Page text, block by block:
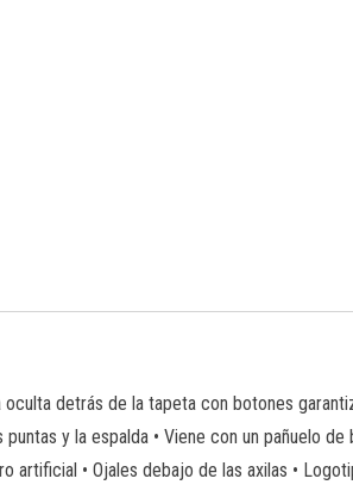
detrás de la tapeta con botones
y la espalda • Viene con un pañuelo
• Ojales debajo de las axilas •